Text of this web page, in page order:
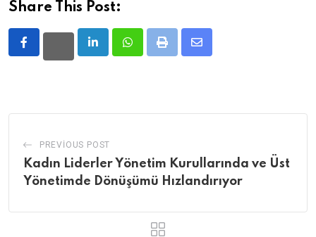
Share This Post:
LinkedInWhatsappPrint
Share
PREVIOUS POST
Kadın Liderler Yönetim Kurullarında ve Üst
Yönetimde Dönüşümü Hızlandırıyor